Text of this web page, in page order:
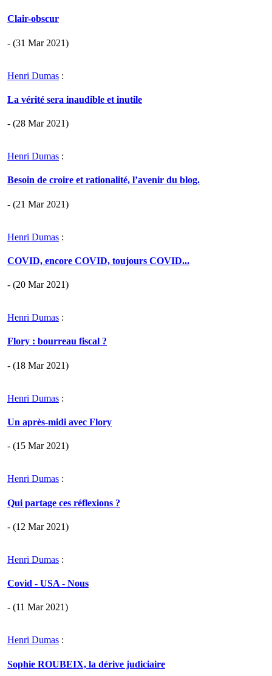
Clair-obscur
- (31 Mar 2021)
Henri Dumas :
La vérité sera inaudible et inutile
- (28 Mar 2021)
Henri Dumas :
Besoin de croire et rationalité, l’avenir du blog.
- (21 Mar 2021)
Henri Dumas :
COVID, encore COVID, toujours COVID...
- (20 Mar 2021)
Henri Dumas :
Flory : bourreau fiscal ?
- (18 Mar 2021)
Henri Dumas :
Un après-midi avec Flory
- (15 Mar 2021)
Henri Dumas :
Qui partage ces réflexions ?
- (12 Mar 2021)
Henri Dumas :
Covid - USA - Nous
- (11 Mar 2021)
Henri Dumas :
Sophie ROUBEIX, la dérive judiciaire